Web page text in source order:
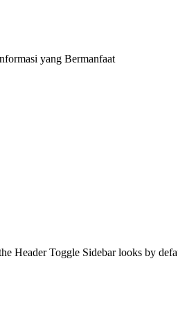
yang Bermanfaat
Header Toggle Sidebar looks by